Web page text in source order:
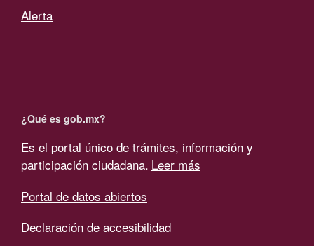
Alerta
¿Qué es gob.mx?
Es el portal único de trámites, información y
participación ciudadana. Leer más
Portal de datos abiertos
Declaración de accesibilidad